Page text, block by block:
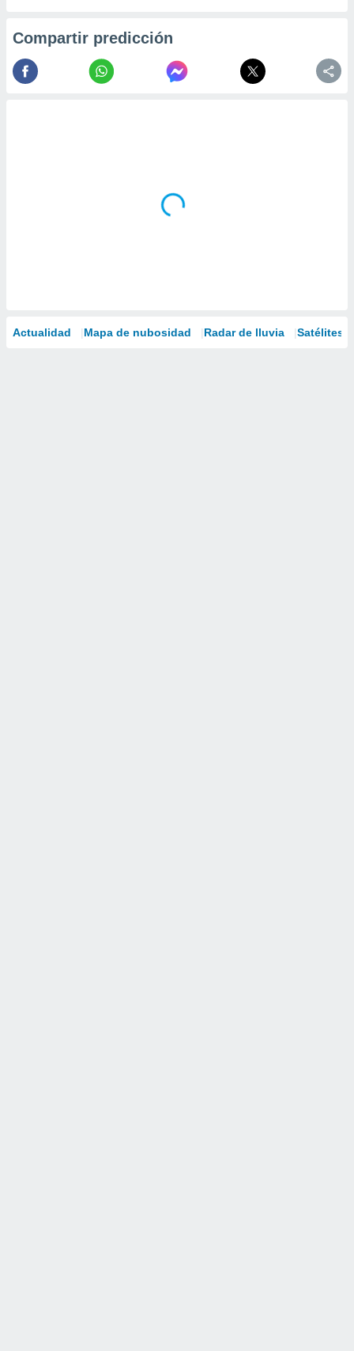
Compartir predicción
Actualidad Mapa de nubosidad Radar de lluvia Satélites